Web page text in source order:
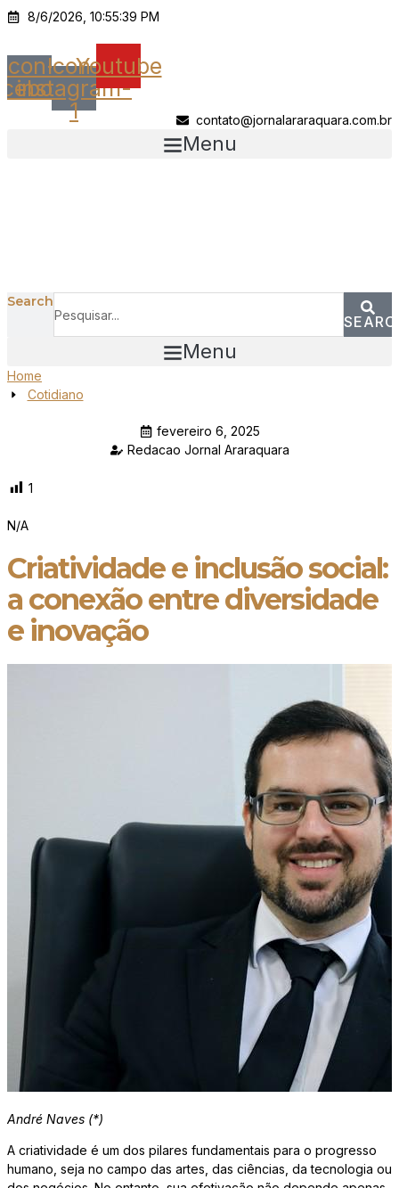
Ir
o
conteúdo
8/6/2026, 10:55:39 PM
Icon-Icon-
instagram-
1
Youtube
contato@jornalararaquara.com.br
Menu
Search
Menu
Home
Cotidiano
fevereiro 6, 2025
Redacao Jornal Araraquara
1
N/A
Criatividade e inclusão social:
a conexão entre diversidade
e inovação
André Naves (*)
A criatividade é um dos pilares fundamentais para o progresso
humano, seja no campo das artes, das ciências, da tecnologia ou